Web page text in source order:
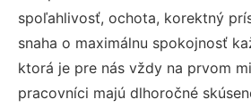
spoľahlivosť, ochota, korektný
snaha o maximálnu spokojnosť
ktorá je pre nás vždy na prvom
pracovníci majú dlhoročné